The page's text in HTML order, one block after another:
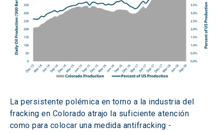
La persistente polémica en torno a la industria del
fracking en Colorado atrajo la suficiente atención
como para colocar una medida antifracking -